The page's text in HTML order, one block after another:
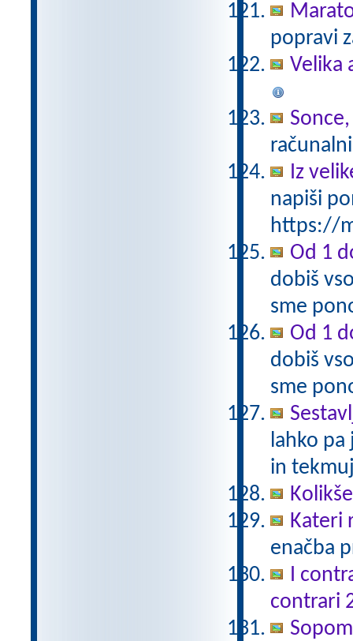
popravi
Velika
Iz
napiši
https://
Od 1
dobiš
sme
Od 1
dobiš
sme
lahko
in
Kateri
enačba
I
contrari